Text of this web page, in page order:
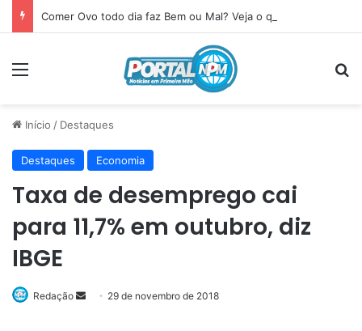
Início / Destaques
Destaques Economia
Taxa de desemprego cai
para 11,7% em outubro, diz
IBGE
Redação
Mande29 de novembro de 2018